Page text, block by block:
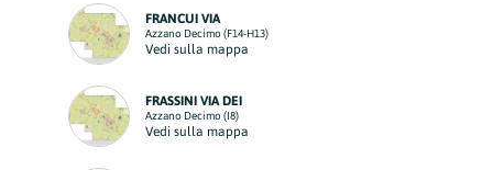
FRANCUI VIA
Azzano Decimo (F14-H13)
Vedi sulla mappa
FRASSINI VIA DEI
Azzano Decimo (I8)
Vedi sulla mappa